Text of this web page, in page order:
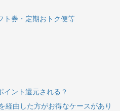
ト券・定期おトク便等
イント還元される？
経由した方がお得なケースがあり